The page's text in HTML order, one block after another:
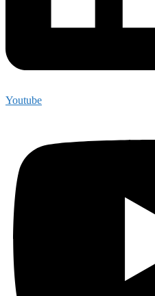
Youtube